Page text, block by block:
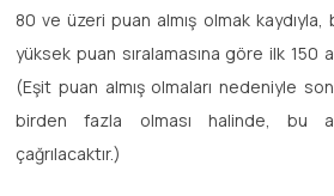
80 ve üzeri puan almış olmak
yüksek puan sıralamasına göre ilk 150
(Eşit puan almış olmaları nedeniyle son
birden fazla olması halinde, bu
çağrılacaktır.)